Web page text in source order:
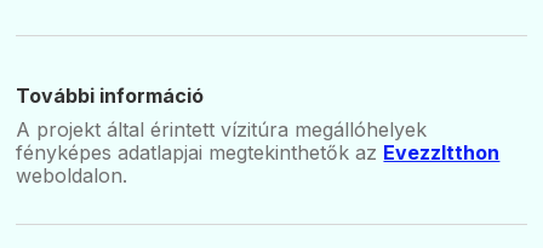
További információ
A projekt által érintett vízitúra megállóhelyek
fényképes adatlapjai megtekinthetők az EvezzItthon
weboldalon.